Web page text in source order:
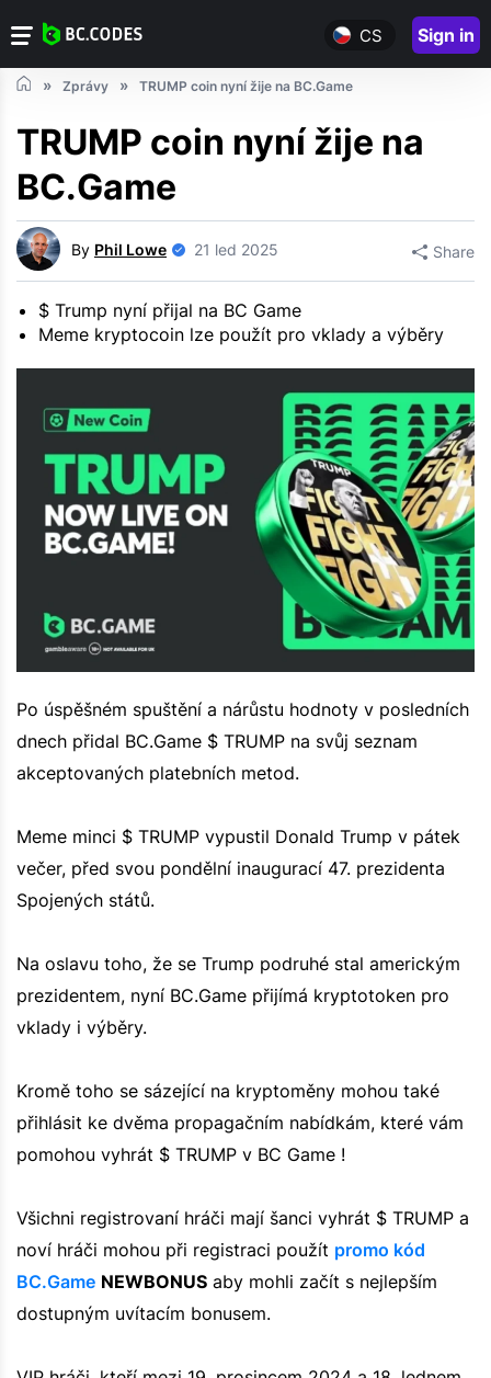
CS Sign in
Zprávy TRUMP coin nyní žije na BC.Game
TRUMP coin nyní žije na
BC.Game
By Phil Lowe 21 led 2025 Share
$ Trump nyní přijal na BC Game
Meme kryptocoin lze použít pro vklady a výběry
Po úspěšném spuštění a nárůstu hodnoty v posledních
dnech přidal BC.Game $ TRUMP na svůj seznam
akceptovaných platebních metod.
Meme minci $ TRUMP vypustil Donald Trump v pátek
večer, před svou pondělní inaugurací 47. prezidenta
Spojených států.
Na oslavu toho, že se Trump podruhé stal americkým
prezidentem, nyní BC.Game přijímá kryptotoken pro
vklady i výběry.
Kromě toho se sázející na kryptoměny mohou také
přihlásit ke dvěma propagačním nabídkám, které vám
pomohou vyhrát $ TRUMP v BC Game !
Všichni registrovaní hráči mají šanci vyhrát $ TRUMP a
noví hráči mohou při registraci použít promo kód
BC.Game NEWBONUS aby mohli začít s nejlepším
dostupným uvítacím bonusem.